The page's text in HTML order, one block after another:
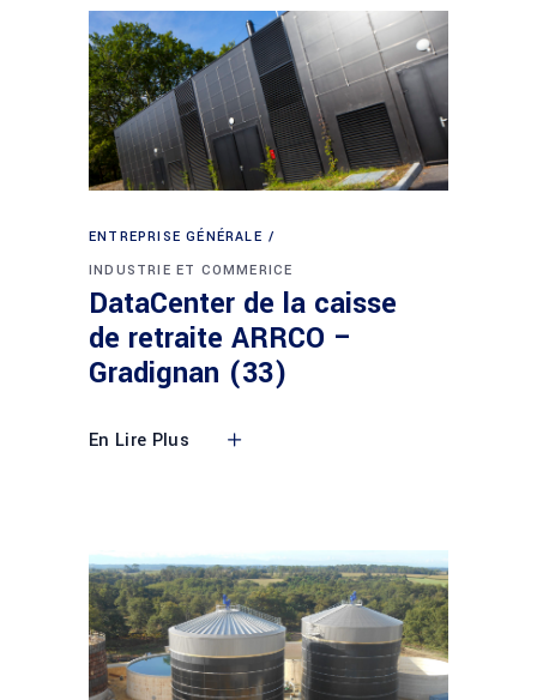
ENTREPRISE GÉNÉRALE
INDUSTRIE ET COMMERICE
DataCenter de la caisse
de retraite ARRCO –
Gradignan (33)
En Lire Plus